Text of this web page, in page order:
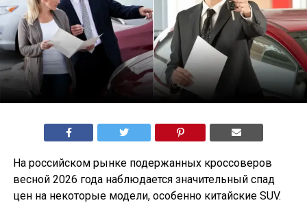
На российском рынке подержанных кроссоверов
весной 2026 года наблюдается значительный спад
цен на некоторые модели, особенно китайские SUV.